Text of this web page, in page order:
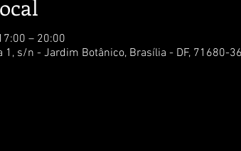
– 20:00
1, s/n - Jardim Botânico, Brasília - DF, 71680-